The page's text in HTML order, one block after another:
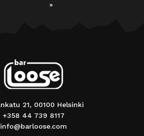
»
21, 00100 Helsinki
+358 44 739 8117
info@barloose.com